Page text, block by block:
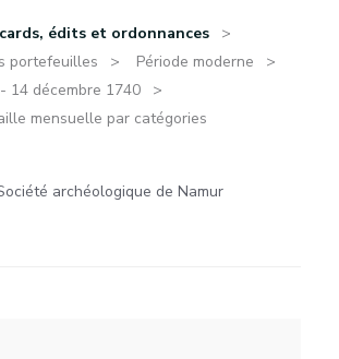
édits et ordonnances
portefeuilles
Période moderne
14 décembre 1740
mensuelle par catégories
archéologique de Namur